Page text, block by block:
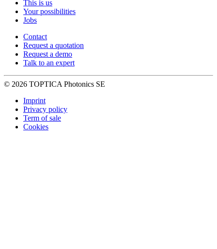
This is us
Your possibilities
Jobs
Contact
Request a quotation
Request a demo
Talk to an expert
© 2026 TOPTICA Photonics SE
Imprint
Privacy policy
Term of sale
Cookies